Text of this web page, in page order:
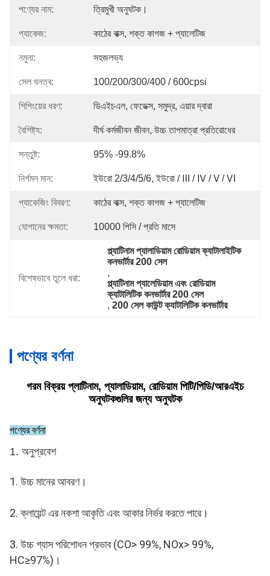
পণ্যের নাম: ত্রিমুখী অনুঘটক।
প্যাকেজ: কাঠের বাক্স, শক্ত কাগজ + প্যালেটিজ
নমুনা: সহজলভ্য
সেল ঘনত্ব: 100/200/300/400 / 600cpsi
শিপিংয়ের ধরণ: ডিএইচএল, ফেডেক্স, সমুদ্র, এয়ার দ্বারা
বৈশিষ্ট্য: দীর্ঘ কর্মজীবন জীবন, উচ্চ তাপমাত্রা প্রতিরোধের
সন্তুষ্ট: 95% -99.8%
নির্গমন মান: ইউরো 2/3/4/5/6, ইউরো / Ⅲ / Ⅳ / Ⅴ / Ⅵ
প্যাকেজিং বিবরণ: কাঠের বাক্স, শক্ত কাগজ + প্যালেটিজ
যোগানের ক্ষমতা: 10000 পিসি / প্রতি মাসে
বিশেষভাবে তুলে ধরা:
প্ল্যাটিনাম প্যালাডিয়াম রোডিয়াম ক্যাটালাইটিক
কনভার্টার 200 সেল
,
প্ল্যাটিনাম প্যালেডিয়াম এবং রোডিয়াম
ক্যাটালিটিক কনভার্টার 200 সেল
, 200 সেল কাউন্ট ক্যাটালিটিক কনভার্টার
পণ্যের বর্ণনা
গরম বিক্রয় প্লাটিনাম, প্যালাডিয়াম, রোডিয়াম পিটি/পিডি/আরএইচ
অনুঘটকগুলির জন্য অনুঘটক
পণ্যের বর্ণনা
1. অনুপ্রবেশ
1. উচ্চ মানের আবরণ।
2. ক্লায়েন্ট এর নকশা আকৃতি এবং আকার নির্ভর করতে পারে।
3. উচ্চ গ্যাস পরিশোধন প্রভাব (CO> 99%, NOx> 99%,
HC≥97%)।